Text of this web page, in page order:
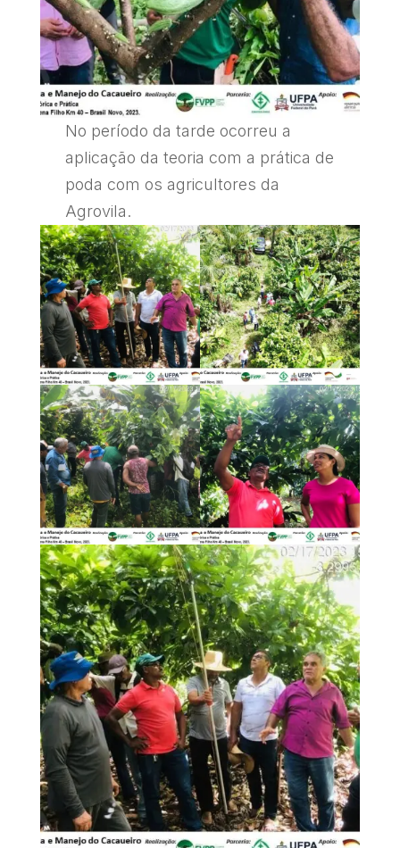
No período da tarde ocorreu a
aplicação da teoria com a prática de
poda com os agricultores da
Agrovila.